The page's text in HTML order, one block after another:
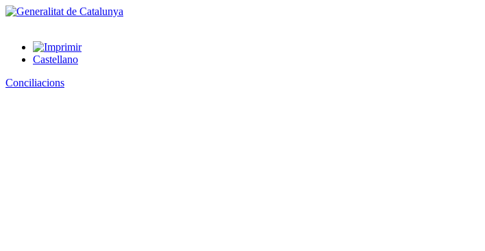
Castellano
Conciliacions